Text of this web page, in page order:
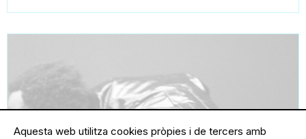
Aquesta web utilitza cookies pròpies i de tercers amb